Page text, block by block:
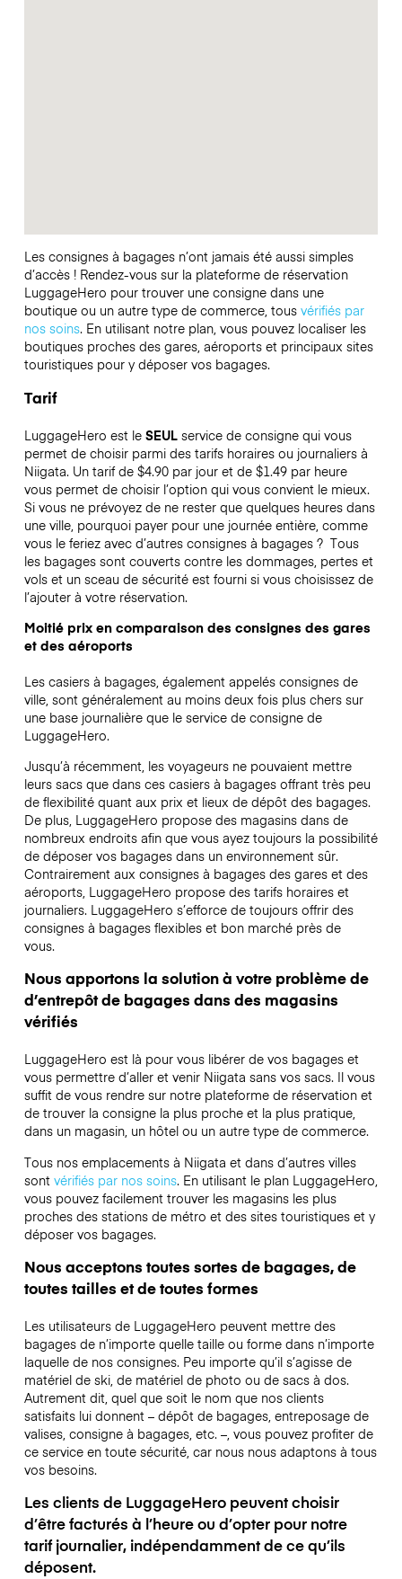
Les consignes à bagages n’ont jamais été aussi simples
d’accès ! Rendez-vous sur la plateforme de réservation
LuggageHero pour trouver une consigne dans une
boutique ou un autre type de commerce, tous vérifiés par
nos soins. En utilisant notre plan, vous pouvez localiser les
boutiques proches des gares, aéroports et principaux sites
touristiques pour y déposer vos bagages.
Tarif
LuggageHero est le SEULservice de consigne qui vous
permet de choisir parmi des tarifs horaires ou journaliers à
Niigata. Un tarif de $4.90 par jour et de $1.49 par heure
vous permet de choisir l’option qui vous convient le mieux.
Si vous ne prévoyez de ne rester que quelques heures dans
une ville, pourquoi payer pour une journée entière, comme
vous le feriez avec d’autres consignes à bagages ? Tous
les bagages sont couverts contre les dommages, pertes et
vols et un sceau de sécurité est fourni si vous choisissez de
l’ajouter à votre réservation.
Moitié prix en comparaison des consignes des gares
et des aéroports
Les casiers à bagages, également appelés consignes de
ville, sont généralement au moins deux fois plus chers sur
une base journalière que le service de consigne de
LuggageHero.
Jusqu’à récemment, les voyageurs ne pouvaient mettre
leurs sacs que dans ces casiers à bagages offrant très peu
de flexibilité quant aux prix et lieux de dépôt des bagages.
De plus, LuggageHero propose des magasins dans de
nombreux endroits afin que vous ayez toujours la possibilité
de déposer vos bagages dans un environnement sûr.
Contrairement aux consignes à bagages des gares et des
aéroports, LuggageHero propose des tarifs horaires et
journaliers. LuggageHero s’efforce de toujours offrir des
consignes à bagages flexibles et bon marché près de
vous.
Nous apportons la solution à votre problème de
d’entrepôt de bagages dans des magasins
vérifiés
LuggageHero est là pour vous libérer de vos bagages et
vous permettre d’aller et venir Niigata sans vos sacs. Il vous
suffit de vous rendre sur notre plateforme de réservation et
de trouver la consigne la plus proche et la plus pratique,
dans un magasin, un hôtel ou un autre type de commerce.
Tous nos emplacements à Niigata et dans d’autres villes
sont vérifiés par nos soins. En utilisant le plan LuggageHero,
vous pouvez facilement trouver les magasins les plus
proches des stations de métro et des sites touristiques et y
déposer vos bagages.
Nous acceptons toutes sortes de bagages, de
toutes tailles et de toutes formes
Les utilisateurs de LuggageHero peuvent mettre des
bagages de n’importe quelle taille ou forme dans n’importe
laquelle de nos consignes. Peu importe qu’il s’agisse de
matériel de ski, de matériel de photo ou de sacs à dos.
Autrement dit, quel que soit le nom que nos clients
satisfaits lui donnent – dépôt de bagages, entreposage de
valises, consigne à bagages, etc. –, vous pouvez profiter de
ce service en toute sécurité, car nous nous adaptons à tous
vos besoins.
Les clients de LuggageHero peuvent choisir
d’être facturés à l’heure ou d’opter pour notre
tarif journalier, indépendamment de ce qu’ils
déposent.